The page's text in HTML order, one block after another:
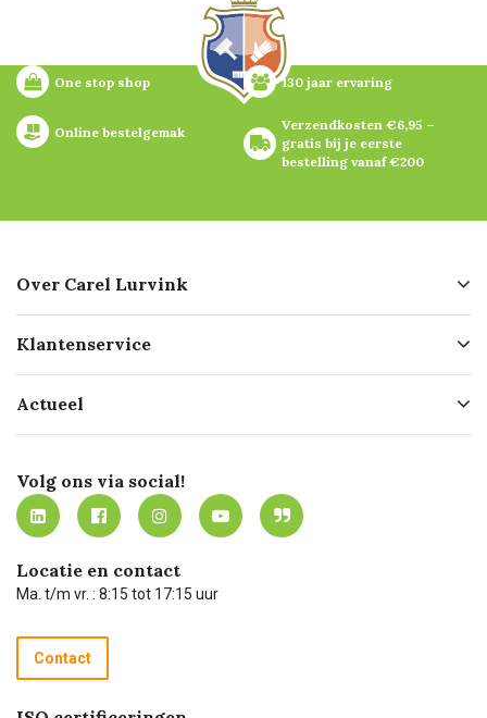
One stop shop 130 jaar ervaring
Online bestelgemak
Verzendkosten €6,95 –
gratis bij je eerste
bestelling vanaf €200
Over Carel Lurvink
Geschiedenis
Missie
Werken bij Carel Lurvink
MVO
Klantenservice
Bezorgen
Mijn Carel Lurvink
Mijn Carel Lurvink instructievideo's
Carel Lurvink App
Hulp op afstand
Technische dienst
Recycle programma
Betalen
Actueel
Innovation LAB
Tevreden klanten
Carel Lurvink Blog
Carel de podcast
Volg ons via social!
Locatie en contact
Ma. t/m vr. : 8:15 tot 17:15 uur
Contact